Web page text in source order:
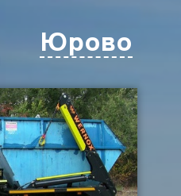
Юрово